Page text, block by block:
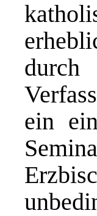
durch
ein